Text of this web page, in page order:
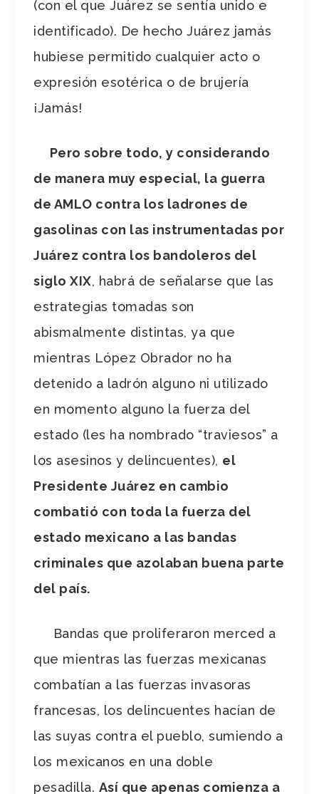
(con el que Juárez se sentía unido e
identificado). De hecho Juárez jamás
hubiese permitido cualquier acto o
expresión esotérica o de brujería
¡Jamás!
Pero sobre todo, y considerando
de manera muy especial, la guerra
de AMLO contra los ladrones de
gasolinas con las instrumentadas por
Juárez contra los bandoleros del
siglo XIX, habrá de señalarse que las
estrategias tomadas son
abismalmente distintas, ya que
mientras López Obrador no ha
detenido a ladrón alguno ni utilizado
en momento alguno la fuerza del
estado (les ha nombrado “traviesos” a
los asesinos y delincuentes), el
Presidente Juárez en cambio
combatió con toda la fuerza del
estado mexicano a las bandas
criminales que azolaban buena parte
del país.
Bandas que proliferaron merced a
que mientras las fuerzas mexicanas
combatían a las fuerzas invasoras
francesas, los delincuentes hacían de
las suyas contra el pueblo, sumiendo a
los mexicanos en una doble
pesadilla. Así que apenas comienza a